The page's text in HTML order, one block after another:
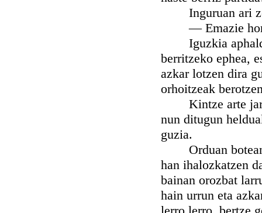
Inguruan ari
— Emazie hor,
Iguzkia aphaldu
berritzeko ephea,
azkar lotzen dira
orhoitzeak
Kintze arte
nun ditugun
guzia.
Orduan botean
han ihalozkatzen
bainan orozbat
hain urrun eta